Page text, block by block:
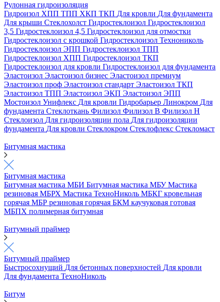
Рулонная гидроизоляция
Гидроизол ХПП ТПП ХКП ТКП Для кровли Для фундамента
Для крыши Стеклохолст Гидростеклоизол Гидростеклоизол
3,5 Гидростеклоизол 4,5 Гидростеклоизол для отмостки
Гидростеклоизол с крошкой Гидростеклоизол Технониколь
Гидростеклоизол ЭПП Гидростеклоизол ТПП
Гидростеклоизол ХПП Гидростеклоизол ТКП
Гидростеклоизол для кровли Гидростеклоизол для фундамента
Эластоизол Эластоизол бизнес Эластоизол премиум
Эластоизол проф Эластоизол стандарт Эластоизол ТКП
Эластоизол ТПП Эластоизол ЭКП Эластоизол ЭПП
Мостоизол Унифлекс Для кровли Гидробарьер Линокром Для
фундамента Стеклоткань Филизол Филизол В Филизол Н
Стеклоизол Для гидроизоляции пола Для гидроизоляции
фундамента Для кровли Стеклокром Стеклофлекс Стекломаст
Битумная мастика
Битумная мастика
Битумная мастика МБИ Битумная мастика МБУМастика
резиновая МБРХ Мастика ТехноНиколь МБКГ кровельная
горячая МБР резиновая горячая БКМ каучуковая готовая
МБПХ полимерная битумная
Битумный праймер
Битумный праймер
Быстросохнущий Для бетонных поверхностей Для кровли
Для фундамента ТехноНиколь
Битум